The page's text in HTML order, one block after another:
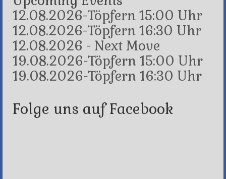
12.08.2026-Töpfern 15:00 Uhr
12.08.2026-Töpfern 16:30 Uhr
12.08.2026 - Next Move
19.08.2026-Töpfern 15:00 Uhr
19.08.2026-Töpfern 16:30 Uhr
Folge uns auf Facebook